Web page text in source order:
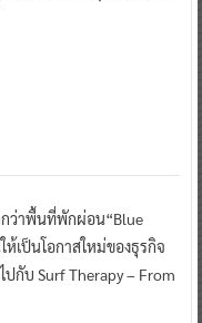
กว่าพื้นที่พักผ่อน“Blue
ห้เป็นโอกาสใหม่ของธุรกิจ
ปกับ Surf Therapy – From